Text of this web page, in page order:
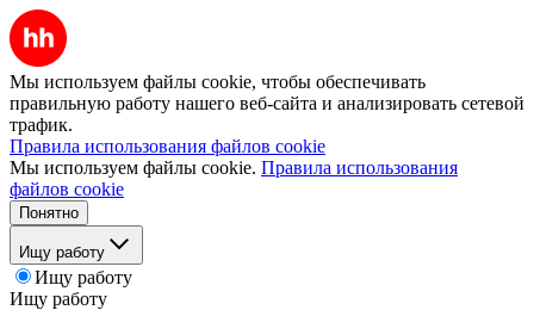
Мы используем файлы cookie, чтобы обеспечивать
правильную работу нашего веб-сайта и анализировать сетевой
трафик.
Правила использования файлов cookie
Мы используем файлы cookie. Правила использования
файлов cookie
Понятно
Ищу работу
Ищу работу
Ищу работу